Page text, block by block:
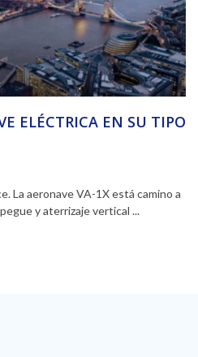
ELÉCTRICA EN SU TIPO
La aeronave VA-1X está camino a
y aterrizaje vertical ...